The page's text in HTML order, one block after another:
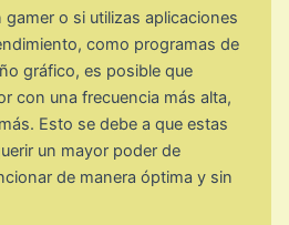
gamer o si utilizas aplicaciones
como programas de
gráfico, es posible que
con una frecuencia más alta,
Esto se debe a que estas
un mayor poder de
de manera óptima y sin